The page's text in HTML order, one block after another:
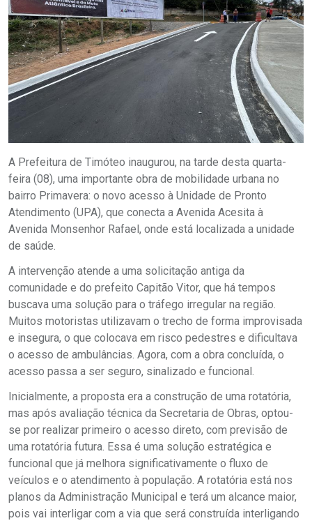
A Prefeitura de Timóteo inaugurou, na tarde desta quarta-
feira (08), uma importante obra de mobilidade urbana no
bairro Primavera: o novo acesso à Unidade de Pronto
Atendimento (UPA), que conecta a Avenida Acesita à
Avenida Monsenhor Rafael, onde está localizada a unidade
de saúde.
A intervenção atende a uma solicitação antiga da
comunidade e do prefeito Capitão Vitor, que há tempos
buscava uma solução para o tráfego irregular na região.
Muitos motoristas utilizavam o trecho de forma improvisada
e insegura, o que colocava em risco pedestres e dificultava
o acesso de ambulâncias. Agora, com a obra concluída, o
acesso passa a ser seguro, sinalizado e funcional.
Inicialmente, a proposta era a construção de uma rotatória,
mas após avaliação técnica da Secretaria de Obras, optou-
se por realizar primeiro o acesso direto, com previsão de
uma rotatória futura. Essa é uma solução estratégica e
funcional que já melhora significativamente o fluxo de
veículos e o atendimento à população. A rotatória está nos
planos da Administração Municipal e terá um alcance maior,
pois vai interligar com a via que será construída interligando